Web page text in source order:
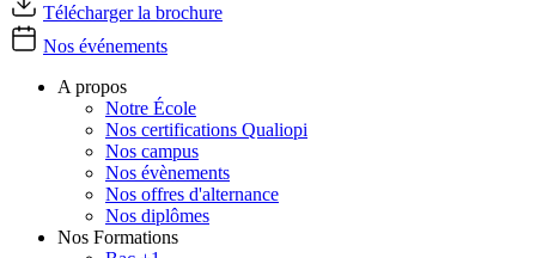
Télécharger la brochure
Nos événements
A propos
Notre École
Nos certifications Qualiopi
Nos campus
Nos évènements
Nos offres d'alternance
Nos diplômes
Nos Formations